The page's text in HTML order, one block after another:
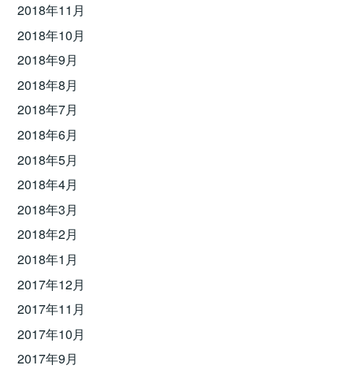
2018年11月
2018年10月
2018年9月
2018年8月
2018年7月
2018年6月
2018年5月
2018年4月
2018年3月
2018年2月
2018年1月
2017年12月
2017年11月
2017年10月
2017年9月